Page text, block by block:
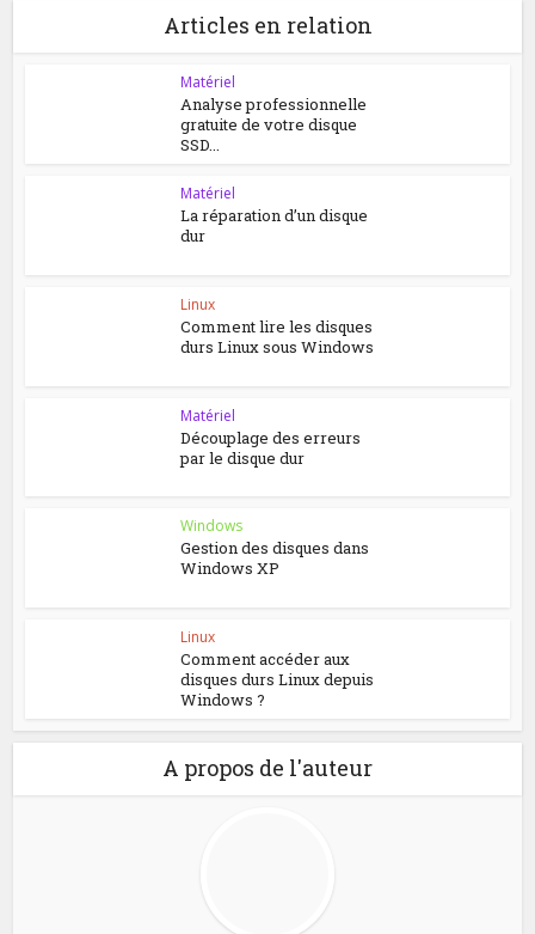
Articles en relation
Matériel
Analyse professionnelle
gratuite de votre disque
SSD...
Matériel
La réparation d’un disque
dur
Linux
Comment lire les disques
durs Linux sous Windows
Matériel
Découplage des erreurs
par le disque dur
Windows
Gestion des disques dans
Windows XP
Linux
Comment accéder aux
disques durs Linux depuis
Windows ?
A propos de l'auteur